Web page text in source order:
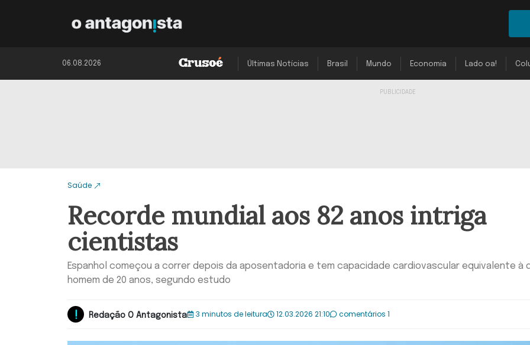
06.08.2026 Últimas Notícias Brasil Mundo Economia Lado oa!
Saúde
Recorde mundial aos 82 anos intriga
cientistas
Espanhol começou a correr depois da aposentadoria e tem capacidade cardiovascular equivalente à
homem de 20 anos, segundo estudo
Redação O Antagonista 3 minutos de leitura 12.03.2026 21:10 comentários 1